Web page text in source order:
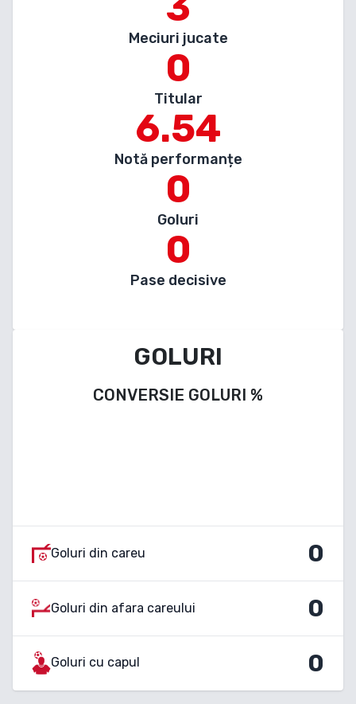
Meciuri jucate
0
Titular
6.54
Notă performanțe
0
Goluri
0
Pase decisive
GOLURI
CONVERSIE GOLURI %
Goluri din careu 0
Goluri din afara careului 0
Goluri cu capul 0